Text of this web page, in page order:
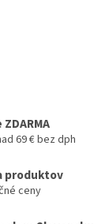
69 € bez dph
produktov
ceny